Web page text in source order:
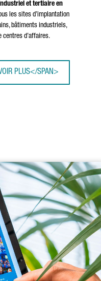
et tertiaire en
les sites d’implantation
bâtiments industriels,
centres d’affaires.
PLUS</SPAN>